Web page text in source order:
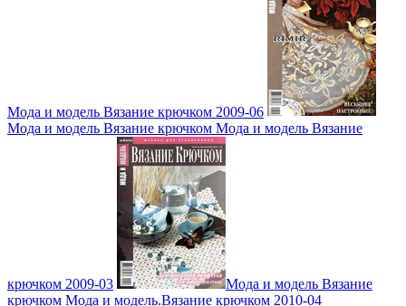
Мода и модель Вязание крючком 2009-06
Мода и модель Вязание крючком Мода и модель Вязание
крючком 2009-03
Мода и модель Вязание
крючком Мода и модель.Вязание крючком 2010-04